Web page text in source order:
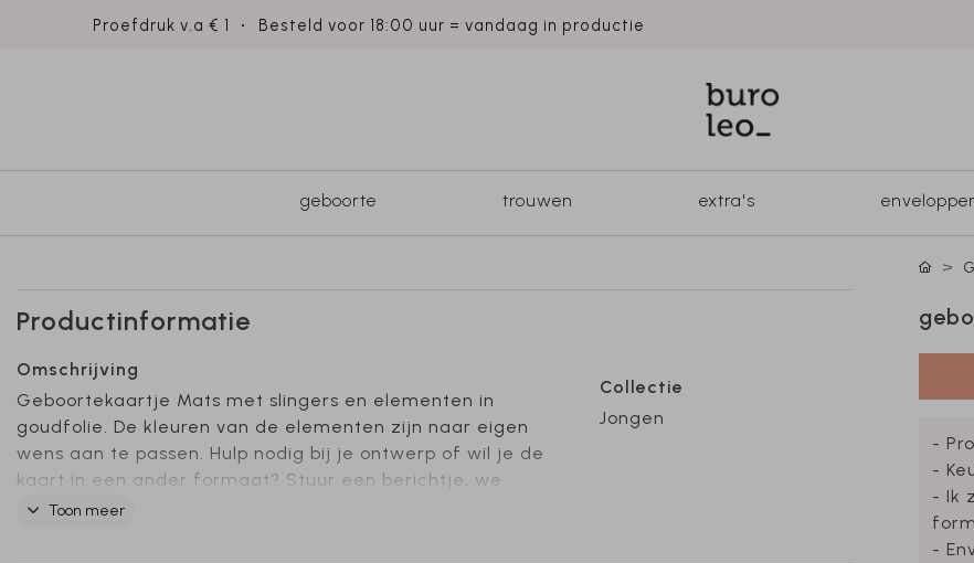
Proefdruk v.a € 1 Besteld voor 18:00 uur = vandaag in productie
geboorte trouwen extra's
Productinformatie
Omschrijving
Geboortekaartje Mats met slingers en elementen in
goudfolie. De kleuren van de elementen zijn naar eigen
wens aan te passen. Hulp nodig bij je ontwerp of wil je de
kaart in een ander formaat? Stuur een berichtje, we
helpen je graag verder!
Toon meer
Collectie
Jongen
-
-
- Ik
-